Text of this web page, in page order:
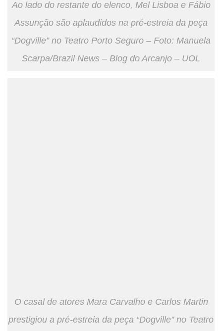
Ao lado do restante do elenco, Mel Lisboa e Fábio
Assunção são aplaudidos na pré-estreia da peça
“Dogville” no Teatro Porto Seguro – Foto: Manuela
Scarpa/Brazil News – Blog do Arcanjo – UOL
O casal de atores Mara Carvalho e Carlos Martin
prestigiou a pré-estreia da peça “Dogville” no Teatro